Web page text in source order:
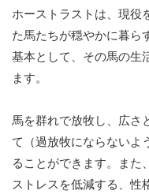
ホーストラストは、現役
た馬たちが穏やかに暮ら
基本として、その馬の生
ます。
馬を群れで放牧し、広さ
て（過放牧にならないよ
ることができます。また
ストレスを低減する、性